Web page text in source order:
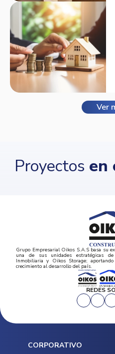
Ver
Proyectos en
Grupo Empresarial Oikos S.A.S basa su
una de sus unidades estratégicas
Inmobiliaria y Oikos Storage;
crecimiento al desarrollo del país.
REDES
CORPORATIVO